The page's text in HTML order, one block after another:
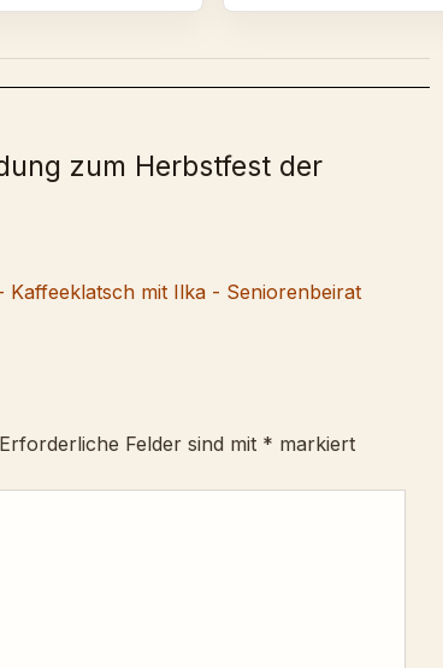
zum Herbstfest der
Kaffeeklatsch mit Ilka - Seniorenbeirat
Erforderliche Felder sind mit * markiert